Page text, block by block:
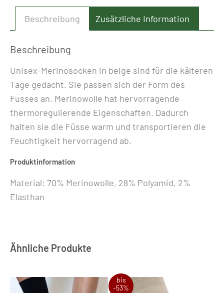
CREW
MERINO
BEIGE
Beschreibung Zusätzliche Information
Beschreibung
Unisex-Merinosocken in beige sind für die kälteren
Tage gedacht. Sie passen sich der Form des
Fusses an. Merinowolle hat hervorragende
thermoregulierende Eigenschaften. Dadurch
halten sie die Füsse warm und transportieren die
Feuchtigkeit hervorragend ab.
Produktinformation
Material: 70% Merinowolle, 28% Polyamid, 2%
Elasthan
Ähnliche Produkte
bis
-53%